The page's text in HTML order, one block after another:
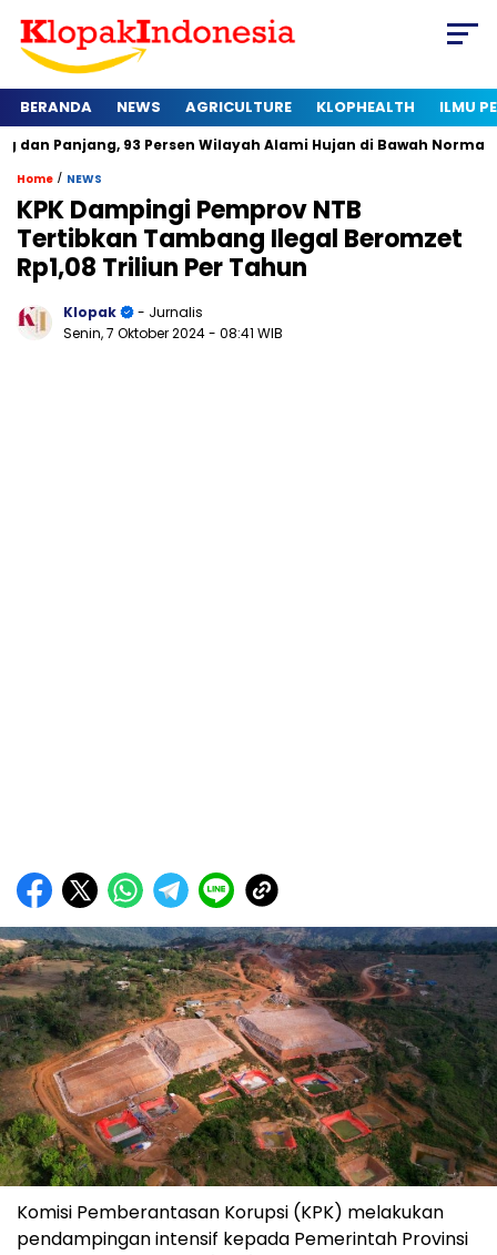
BERANDA NEWS AGRICULTURE KLOPHEALTH ILMU
93 Persen Wilayah Alami Hujan di Bawah Normal
Home / NEWS
KPK Dampingi Pemprov NTB
Tertibkan Tambang Ilegal Beromzet
Rp1,08 Triliun Per Tahun
Klopak
- Jurnalis
Senin, 7 Oktober 2024- 08:41 WIB
Komisi Pemberantasan Korupsi (KPK) melakukan
pendampingan intensif kepada Pemerintah Provinsi